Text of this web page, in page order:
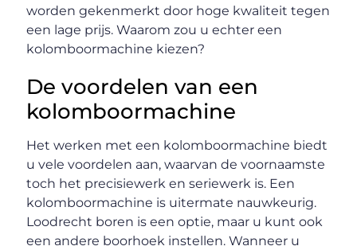
worden gekenmerkt door hoge kwaliteit tegen
een lage prijs. Waarom zou u echter een
kolomboormachine kiezen?
De voordelen van een
kolomboormachine
Het werken met een kolomboormachine biedt
u vele voordelen aan, waarvan de voornaamste
toch het precisiewerk en seriewerk is. Een
kolomboormachine is uitermate nauwkeurig.
Loodrecht boren is een optie, maar u kunt ook
een andere boorhoek instellen. Wanneer u